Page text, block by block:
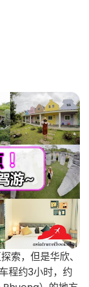
索，但是华欣、
程约3小时，约